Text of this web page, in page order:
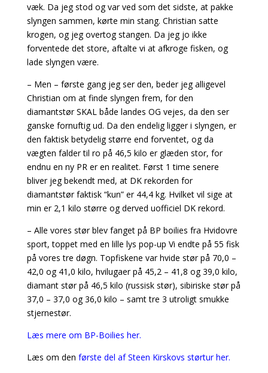
væk. Da jeg stod og var ved som det sidste, at pakke
slyngen sammen, kørte min stang. Christian satte
krogen, og jeg overtog stangen. Da jeg jo ikke
forventede det store, aftalte vi at afkroge fisken, og
lade slyngen være.
– Men – første gang jeg ser den, beder jeg alligevel
Christian om at finde slyngen frem, for den
diamantstør SKAL både landes OG vejes, da den ser
ganske fornuftig ud. Da den endelig ligger i slyngen, er
den faktisk betydelig større end forventet, og da
vægten falder til ro på 46,5 kilo er glæden stor, for
endnu en ny PR er en realitet. Først 1 time senere
bliver jeg bekendt med, at DK rekorden for
diamantstør faktisk “kun” er 44,4 kg. Hvilket vil sige at
min er 2,1 kilo større og derved uofficiel DK rekord.
– Alle vores stør blev fanget på BP boilies fra Hvidovre
sport, toppet med en lille lys pop-up Vi endte på 55 fisk
på vores tre døgn. Topfiskene var hvide stør på 70,0 –
42,0 og 41,0 kilo, hvilugaer på 45,2 – 41,8 og 39,0 kilo,
diamant stør på 46,5 kilo (russisk stør), sibiriske stør på
37,0 – 37,0 og 36,0 kilo – samt tre 3 utroligt smukke
stjernestør.
Læs mere om BP-Boilies her.
Læs om den første del af Steen Kirskovs størtur her.